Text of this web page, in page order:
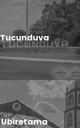
Tucunduva
Ubiretama